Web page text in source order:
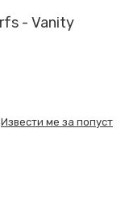
- Vanity
Извести ме за попуст